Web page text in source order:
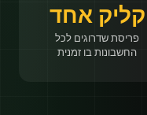
קליק אחד
פריסת שדרוגים לכל
החשבונות בו זמנית